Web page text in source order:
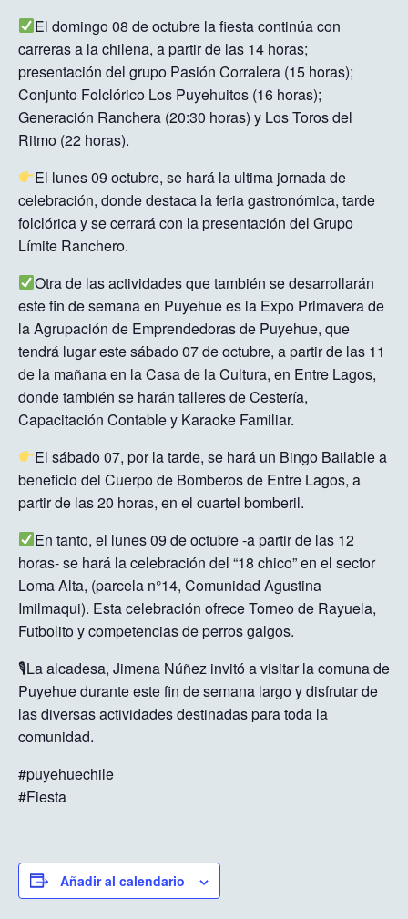
El domingo 08 de octubre la fiesta continúa con
carreras a la chilena, a partir de las 14 horas;
presentación del grupo Pasión Corralera (15 horas);
Conjunto Folclórico Los Puyehuitos (16 horas);
Generación Ranchera (20:30 horas) y Los Toros del
Ritmo (22 horas).
El lunes 09 octubre, se hará la ultima jornada de
celebración, donde destaca la feria gastronómica, tarde
folclórica y se cerrará con la presentación del Grupo
Límite Ranchero.
Otra de las actividades que también se desarrollarán
este fin de semana en Puyehue es la Expo Primavera de
la Agrupación de Emprendedoras de Puyehue, que
tendrá lugar este sábado 07 de octubre, a partir de las 11
de la mañana en la Casa de la Cultura, en Entre Lagos,
donde también se harán talleres de Cestería,
Capacitación Contable y Karaoke Familiar.
El sábado 07, por la tarde, se hará un Bingo Bailable a
beneficio del Cuerpo de Bomberos de Entre Lagos, a
partir de las 20 horas, en el cuartel bomberil.
En tanto, el lunes 09 de octubre -a partir de las 12
horas- se hará la celebración del “18 chico” en el sector
Loma Alta, (parcela n°14, Comunidad Agustina
Imilmaqui). Esta celebración ofrece Torneo de Rayuela,
Futbolito y competencias de perros galgos.
🎙La alcadesa, Jimena Núñez invitó a visitar la comuna de
Puyehue durante este fin de semana largo y disfrutar de
las diversas actividades destinadas para toda la
comunidad.
#puyehuechile
#Fiesta
Añadir al calendario